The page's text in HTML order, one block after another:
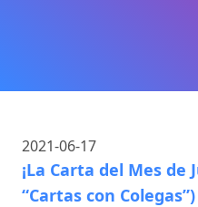
2021-06-17
¡La Carta del Mes de
“Cartas con Colegas”)